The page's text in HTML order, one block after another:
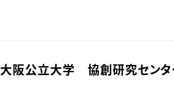
大阪公立大学 協創研究センタ